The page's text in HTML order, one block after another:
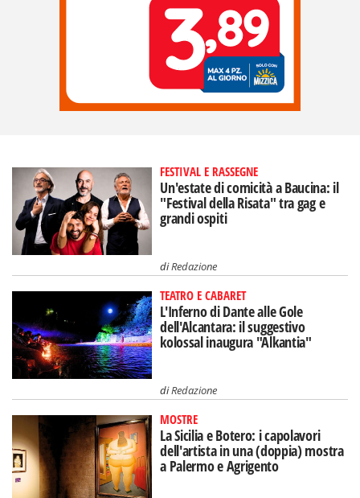
FESTIVAL E RASSEGNE
Un'estate di comicità a Baucina: il
"Festival della Risata" tra gag e
grandi ospiti
diRedazione
TEATRO E CABARET
L'Inferno di Dante alle Gole
dell'Alcantara: il suggestivo
kolossal inaugura "Alkantia"
diRedazione
MOSTRE
La Sicilia e Botero: i capolavori
dell'artista in una (doppia) mostra
a Palermo e Agrigento